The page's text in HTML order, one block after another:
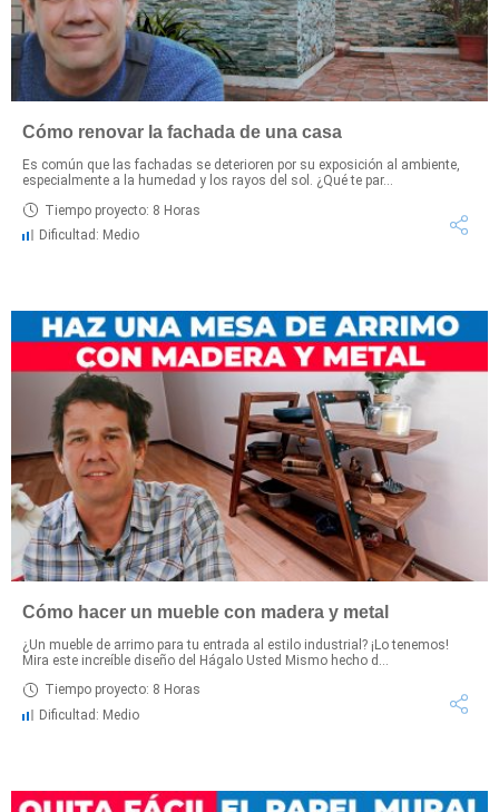
Cómo renovar la fachada de una casa
Es común que las fachadas se deterioren por su exposición al ambiente,
especialmente a la humedad y los rayos del sol. ¿Qué te par...
Tiempo proyecto: 8 Horas
Dificultad: Medio
Cómo hacer un mueble con madera y metal
¿Un mueble de arrimo para tu entrada al estilo industrial? ¡Lo tenemos!
Mira este increíble diseño del Hágalo Usted Mismo hecho d...
Tiempo proyecto: 8 Horas
Dificultad: Medio